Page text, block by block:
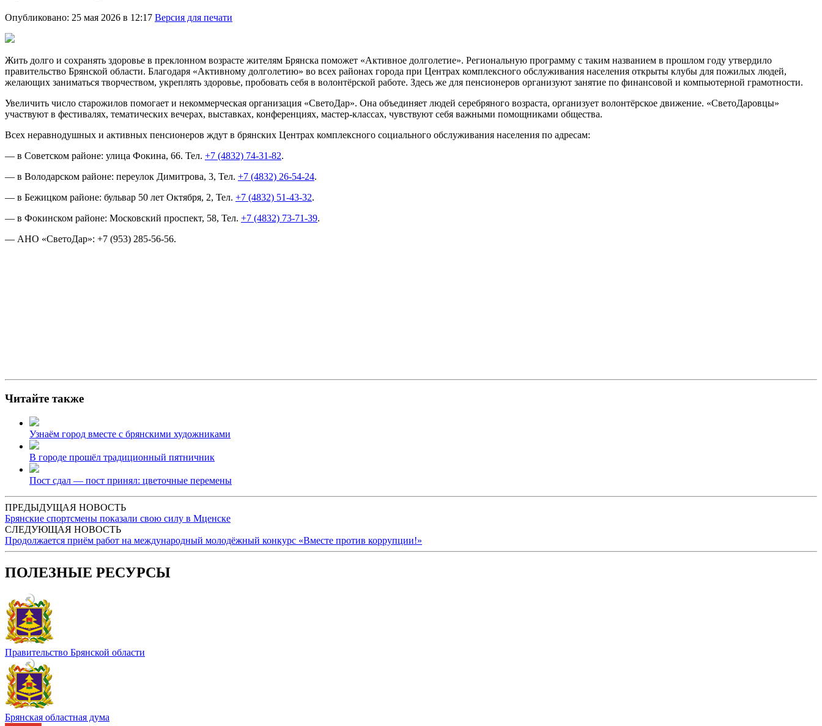
Опубликовано: 25 мая 2026 в 12:17 Версия для печати
Жить долго и сохранять здоровье в преклонном возрасте жителям Брянска поможет «Активное долголетие». Региональную программу с таким названием в прошлом году утвердило
правительство Брянской области. Благодаря «Активному долголетию» во всех районах города при Центрах комплексного обслуживания населения открыты клубы для пожилых людей,
желающих заниматься творчеством, укреплять здоровье, пробовать себя в волонтёрской работе. Здесь же для пенсионеров организуют занятие по финансовой и компьютерной грамотности.
Увеличить число старожилов помогает и некоммерческая организация «СветоДар». Она объединяет людей серебряного возраста, организует волонтёрское движение. «СветоДаровцы»
участвуют в фестивалях, тематических вечерах, выставках, конференциях, мастер-классах, чувствуют себя важными помощниками общества.
Всех неравнодушных и активных пенсионеров ждут в брянских Центрах комплексного социального обслуживания населения по адресам:
— в Советском районе: улица Фокина, 66. Тел. +7 (4832) 74-31-82.
— в Володарском районе: переулок Димитрова, 3, Тел. +7 (4832) 26-54-24.
— в Бежицком районе: бульвар 50 лет Октября, 2, Тел. +7 (4832) 51-43-32.
— в Фокинском районе: Московский проспект, 58, Тел. +7 (4832) 73-71-39.
— АНО «СветоДар»: +7 (953) 285-56-56.
Читайте также
Узнаём город вместе с брянскими художниками
В городе прошёл традиционный пятничник
Пост сдал — пост принял: цветочные перемены
ПРЕДЫДУЩАЯ НОВОСТЬ
Брянские спортсмены показали свою силу в Мценске
СЛЕДУЮЩАЯ НОВОСТЬ
Продолжается приём работ на международный молодёжный конкурс «Вместе против коррупции!»
ПОЛЕЗНЫЕ РЕСУРСЫ
Правительство Брянской области
Брянская областная дума